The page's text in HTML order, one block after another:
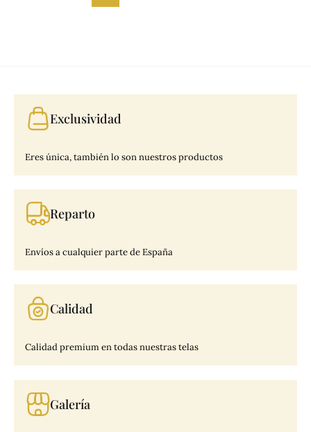
Exclusividad
Eres única, también lo son nuestros productos
Reparto
Envíos a cualquier parte de España
Calidad
Calidad premium en todas nuestras telas
Galería